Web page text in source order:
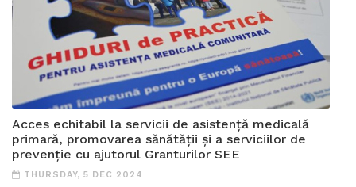
Acces echitabil la servicii de asistență medicală
primară, promovarea sănătății și a serviciilor de
prevenție cu ajutorul Granturilor SEE
THURSDAY, 5 DEC 2024